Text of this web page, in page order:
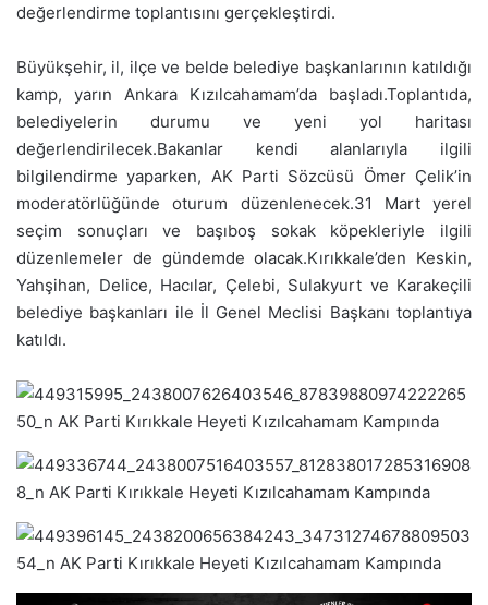
değerlendirme toplantısını gerçekleştirdi.
Büyükşehir, il, ilçe ve belde belediye başkanlarının katıldığı
kamp, yarın Ankara Kızılcahamam’da başladı.Toplantıda,
belediyelerin durumu ve yeni yol haritası
değerlendirilecek.Bakanlar kendi alanlarıyla ilgili
bilgilendirme yaparken, AK Parti Sözcüsü Ömer Çelik’in
moderatörlüğünde oturum düzenlenecek.31 Mart yerel
seçim sonuçları ve başıboş sokak köpekleriyle ilgili
düzenlemeler de gündemde olacak.Kırıkkale’den Keskin,
Yahşihan, Delice, Hacılar, Çelebi, Sulakyurt ve Karakeçili
belediye başkanları ile İl Genel Meclisi Başkanı toplantıya
katıldı.